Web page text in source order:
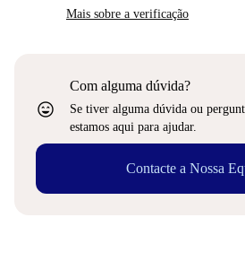
Mais sobre a verificação
sentiment_very_satisfied
Com alguma dúvida?
Se tiver alguma dúvida ou
estamos aqui para ajudar.
Contacte a Nossa